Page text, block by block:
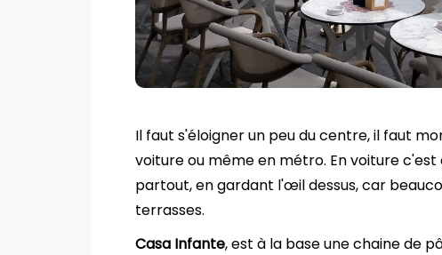
Il faut s'éloigner un peu du centre, il faut
voiture ou même en métro. En voiture
partout, en gardant l'œil dessus, car
terrasses.
Casa Infante, est à la base une chaine de